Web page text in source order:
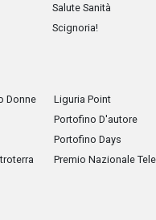
Salute Sanità
Scignoria!
Donne
Liguria Point
Portofino D'autore
Portofino Days
Premio Nazionale